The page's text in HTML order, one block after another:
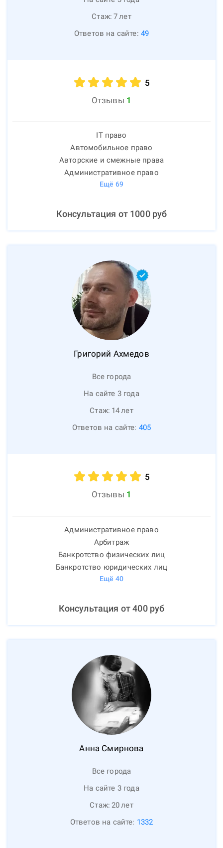
Стаж: 7лет
Ответов на сайте: 49
5
Отзывы 1
IT право
Автомобильное право
Авторские и смежные права
Административное право
Ещё 69
Консультация от 1000руб
Григорий Ахмедов
Все города
На сайте 3 года
Стаж: 14лет
Ответов на сайте: 405
5
Отзывы 1
Административное право
Арбитраж
Банкротство физических лиц
Банкротство юридических лиц
Ещё 40
Консультация от400руб
Анна Смирнова
Все города
На сайте 3 года
Стаж: 20лет
Ответов на сайте: 1332